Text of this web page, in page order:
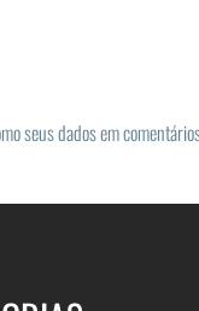
seus dados em